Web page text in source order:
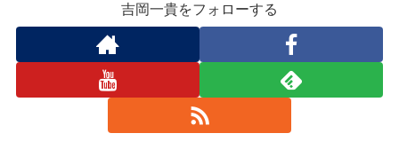
吉岡一貴をフォローする